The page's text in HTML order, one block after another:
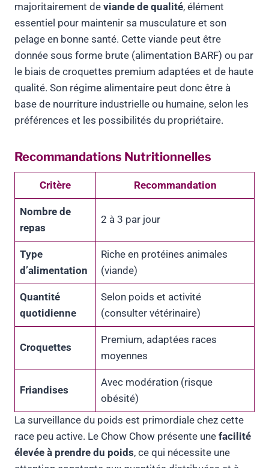
majoritairement de viande de qualité, élément
essentiel pour maintenir sa musculature et son
pelage en bonne santé. Cette viande peut être
donnée sous forme brute (alimentation BARF) ou par
le biais de croquettes premium adaptées et de haute
qualité. Son régime alimentaire peut donc être à
base de nourriture industrielle ou humaine, selon les
préférences et les possibilités du propriétaire.
Recommandations Nutritionnelles
Critère Recommandation
Nombre de
repas
2 à 3 par jour
Type
d’alimentation
Riche en protéines animales
(viande)
Quantité
quotidienne
Selon poids et activité
(consulter vétérinaire)
Croquettes
Premium, adaptées races
moyennes
Friandises
Avec modération (risque
obésité)
La surveillance du poids est primordiale chez cette
race peu active. Le Chow Chow présente une facilité
élevée à prendre du poids, ce qui nécessite une